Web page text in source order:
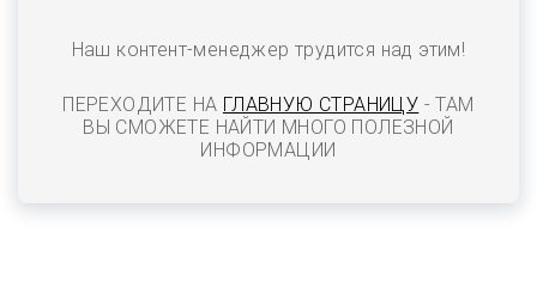
Наш контент-менеджер трудится над этим!
ПЕРЕХОДИТЕ НА ГЛАВНУЮ СТРАНИЦУ - ТАМ
ВЫ СМОЖЕТЕ НАЙТИ МНОГО ПОЛЕЗНОЙ
ИНФОРМАЦИИ